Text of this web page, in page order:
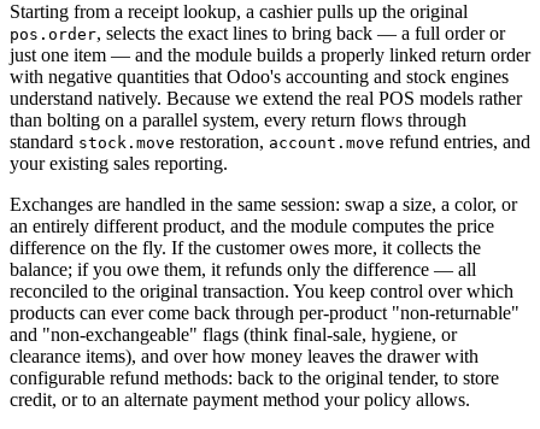
Starting from a receipt lookup, a cashier pulls up the original
pos.order, selects the exact lines to bring back — a full order or
just one item — and the module builds a properly linked return order
with negative quantities that Odoo's accounting and stock engines
understand natively. Because we extend the real POS models rather
than bolting on a parallel system, every return flows through
standard stock.move restoration, account.move refund entries, and
your existing sales reporting.
Exchanges are handled in the same session: swap a size, a color, or
an entirely different product, and the module computes the price
difference on the fly. If the customer owes more, it collects the
balance; if you owe them, it refunds only the difference — all
reconciled to the original transaction. You keep control over which
products can ever come back through per-product "non-returnable"
and "non-exchangeable" flags (think final-sale, hygiene, or
clearance items), and over how money leaves the drawer with
configurable refund methods: back to the original tender, to store
credit, or to an alternate payment method your policy allows.